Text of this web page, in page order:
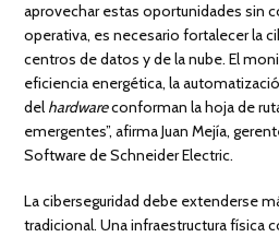
aprovechar estas oportunidades sin
operativa, es necesario fortalecer la
centros de datos y de la nube. El
eficiencia energética, la
del hardwareconforman la hoja de
emergentes”, afirma Juan Mejía,
Software de Schneider Electric.
La ciberseguridad debe extenderse
tradicional. Una infraestructura física